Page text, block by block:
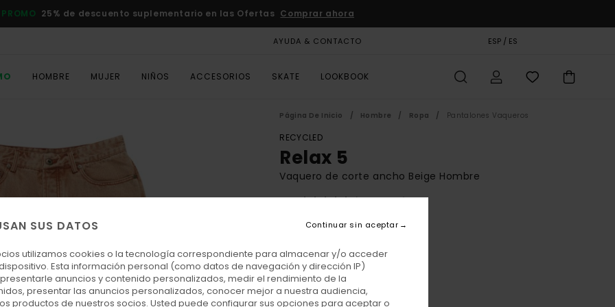
PROMO 25% de descuento suplementario en las Ofertas Comprar ahora
AYUDA & CONTACTO ESP / ES
HOMBRE MUJER NIÑOS ACCESORIOS SKATE LOOKBOOK
Página De Inicio Hombre Ropa Pantalones Vaqueros
RECYCLED
Relax 5
Vaquero de corte ancho Beige Hombre
5.0
ECO-BONUS
40,50 €
OFERTAS
DOBLE PROMO -25% EXTRA
SUS DATOS
utilizamos cookies o la tecnología correspondiente para almacenar y/o acceder
Esta información personal (como datos de navegación y dirección IP)
anuncios y contenido personalizados, medir el rendimiento de la
presentar las anuncios personalizados, conocer mejor a nuestra audiencia,
productos de nuestros socios. Usted puede configurar sus opciones para aceptar o
Continuar sin aceptar